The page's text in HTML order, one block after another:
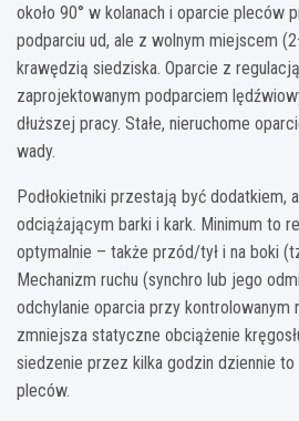
około 90° w kolanach i oparcie pleców
podparciu ud, ale z wolnym miejscem
krawędzią siedziska. Oparcie z
zaprojektowanym podparciem
dłuższej pracy. Stałe, nieruchome
wady.
Podłokietniki przestają być dodatkiem,
odciążającym barki i kark. Minimum to
optymalnie – także przód/tył i na boki
Mechanizm ruchu (synchro lub jego
odchylanie oparcia przy kontrolowanym
zmniejsza statyczne obciążenie
siedzenie przez kilka godzin dziennie
pleców.